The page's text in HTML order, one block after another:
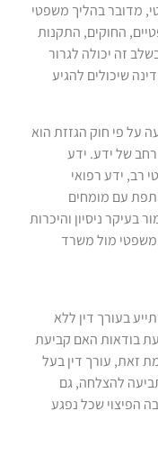
מדובר בהליך משפטי
החוקים, התקנות
זה יכולה לגרור
שיכולים להגיע
על פי חוק הגזזת הוא
של ידע. ידע
רב, ידע רפואי
עם מומחים
בעיקר ניסיון והיכרות
משפטי מול משרד
בעורך דין ללא
בודאות האם קביעת
זאת, עורך דין בעל
להצלחה, גם
הפיצוי שכל נפגע